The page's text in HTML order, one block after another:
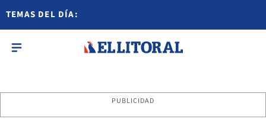
TEMAS DEL DÍA:
PUBLICIDAD